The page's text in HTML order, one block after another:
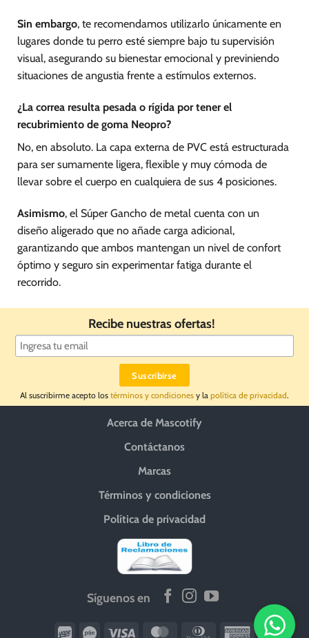
Sin embargo, te recomendamos utilizarlo únicamente en
lugares donde tu perro esté siempre bajo tu supervisión
visual, asegurando su bienestar emocional y previniendo
situaciones de angustia frente a estímulos externos.
¿La correa resulta pesada o rígida por tener el
recubrimiento de goma Neopro?
No, en absoluto. La capa externa de PVC está estructurada
para ser sumamente ligera, flexible y muy cómoda de
llevar sobre el cuerpo en cualquiera de sus 4 posiciones.
Asimismo, el Súper Gancho de metal cuenta con un
diseño aligerado que no añade carga adicional,
garantizando que ambos mantengan un nivel de confort
óptimo y seguro sin experimentar fatiga durante el
recorrido.
Recibe nuestras ofertas!
Al suscribirme acepto los términos y condiciones y la política de privacidad.
Acerca de Mascotify
Contáctanos
Marcas
Términos y condiciones
Política de privacidad
Síguenos en
Wirecard
Vipps Visa MasterCardDinners American